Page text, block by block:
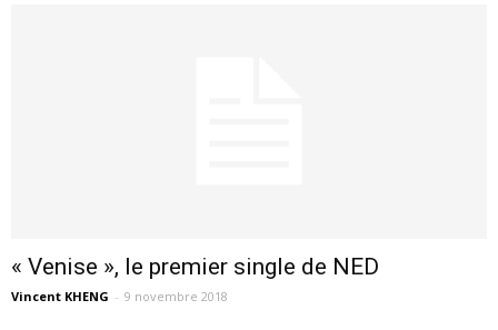
« Venise », le premier single de NED
Vincent KHENG - 9 novembre 2018